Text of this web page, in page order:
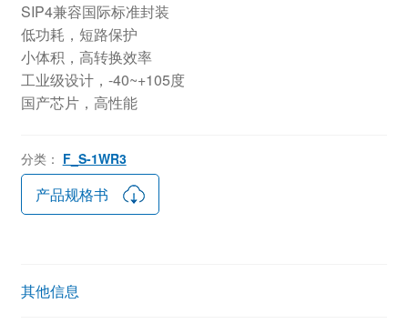
SIP4兼容国际标准封装
低功耗，短路保护
小体积，高转换效率
工业级设计，-40~+105度
国产芯片，高性能
分类： F_S-1WR3
产品规格书
其他信息